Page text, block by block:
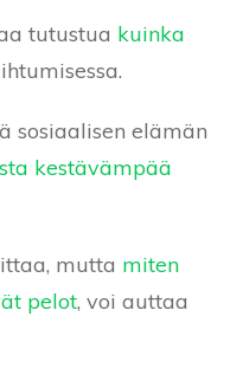
tutustua kuinka
sosiaalisen elämän
kestävämpää
mutta miten
pelot, voi auttaa